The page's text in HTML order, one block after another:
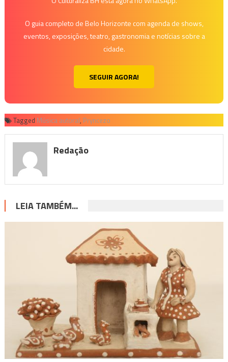
O guia completo de Belo Horizonte com agenda de shows,
eventos, exposições, teatro, gastronomia e notícias sobre a
cidade.
SEGUIR AGORA!
Tagged Música autoral, Pryncezo
Redação
LEIA TAMBÉM...